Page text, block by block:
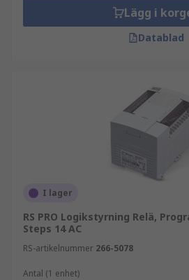
Lägg i
Datablad
I lager
RS PRO Logikstyrning Relä,
Steps 14 AC
RS-artikelnummer 266-5078
Antal (1 enhet)